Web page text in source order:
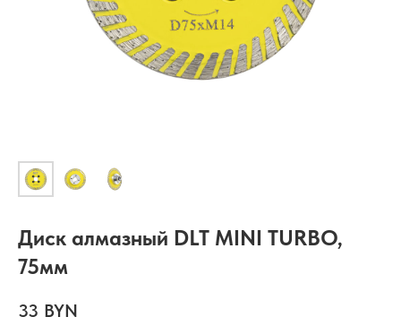
Диск алмазный DLT MINI TURBO,
75мм
33 BYN